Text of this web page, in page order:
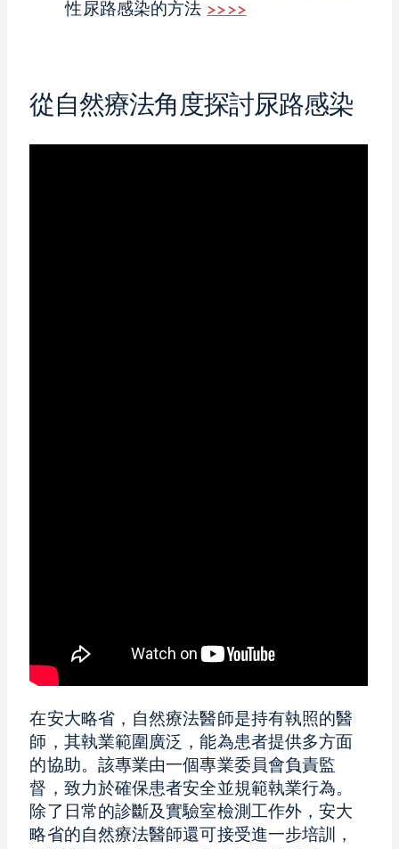
性尿路感染的方法 >>>>
從自然療法角度探討尿路感染
在安大略省，自然療法醫師是持有執照的醫
師，其執業範圍廣泛，能為患者提供多方面
的協助。該專業由一個專業委員會負責監
督，致力於確保患者安全並規範執業行為。
除了日常的診斷及實驗室檢測工作外，安大
略省的自然療法醫師還可接受進一步培訓，